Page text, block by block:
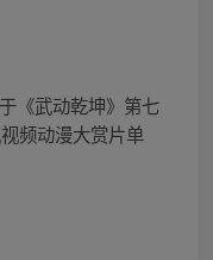
《武动乾坤》第七
频动漫大赏片单